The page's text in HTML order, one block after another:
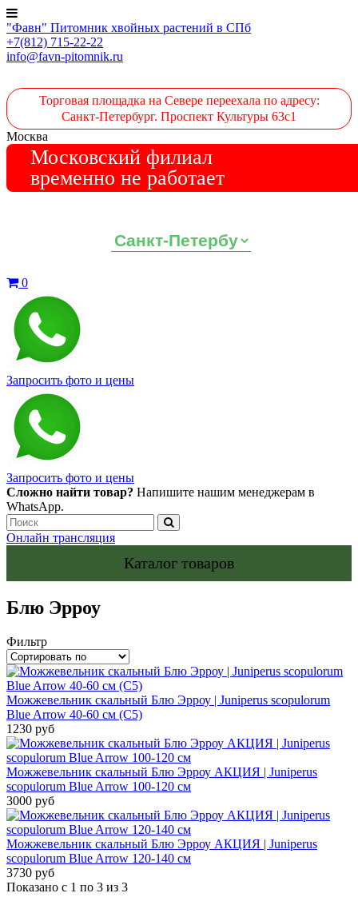
"Фавн" Питомник хвойных растений в СПб
+7(812) 715-22-22
info@favn-pitomnik.ru
Торговая площадка на Севере переехала по адресу:
Санкт-Петербург. Проспект Культуры 63с1
Москва
Московский филиал
временно не работает
0
Запросить фото и цены
Запросить фото и цены
Сложно найти товар? Напишите нашим менеджерам в
WhatsApp.
Онлайн трансляция
Каталог товаров
Блю Эрроу
Фильтр
Можжевельник скальный Блю Эрроу | Juniperus scopulorum
Blue Arrow 40-60 см (С5)
1230 руб
Можжевельник скальный Блю Эрроу АКЦИЯ | Juniperus
scopulorum Blue Arrow 100-120 см
3000 руб
Можжевельник скальный Блю Эрроу АКЦИЯ | Juniperus
scopulorum Blue Arrow 120-140 см
3730 руб
Показано с 1 по 3 из 3